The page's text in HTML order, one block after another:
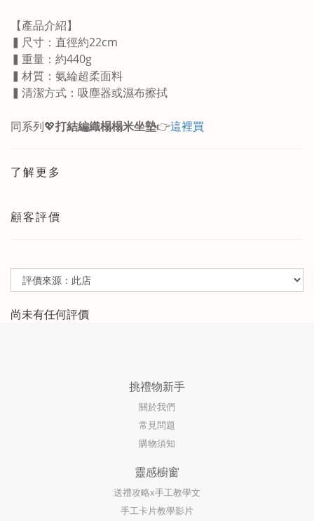
【產品介紹】
▍尺寸：直徑約22cm
▍重量：約440g
▍材質：氨綸超柔面料
▍清潔方式：吸塵器或濕布擦拭
同系列💖打結編織榻榻米坐墊👉這裡買
了解更多
顧客評價
尚未有任何評價
挑禮物新手
關於我們
常見問題
購物須知
靈感櫥窗
送禮攻略x手工教學文
手工卡片教學影片